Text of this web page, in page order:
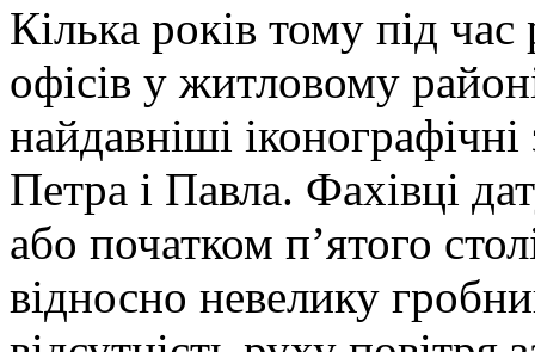
Кілька років тому під
офісів у житловому
найдавніші
Петра і Павла. Фахівці
або початком п’ятого
відносно невелику